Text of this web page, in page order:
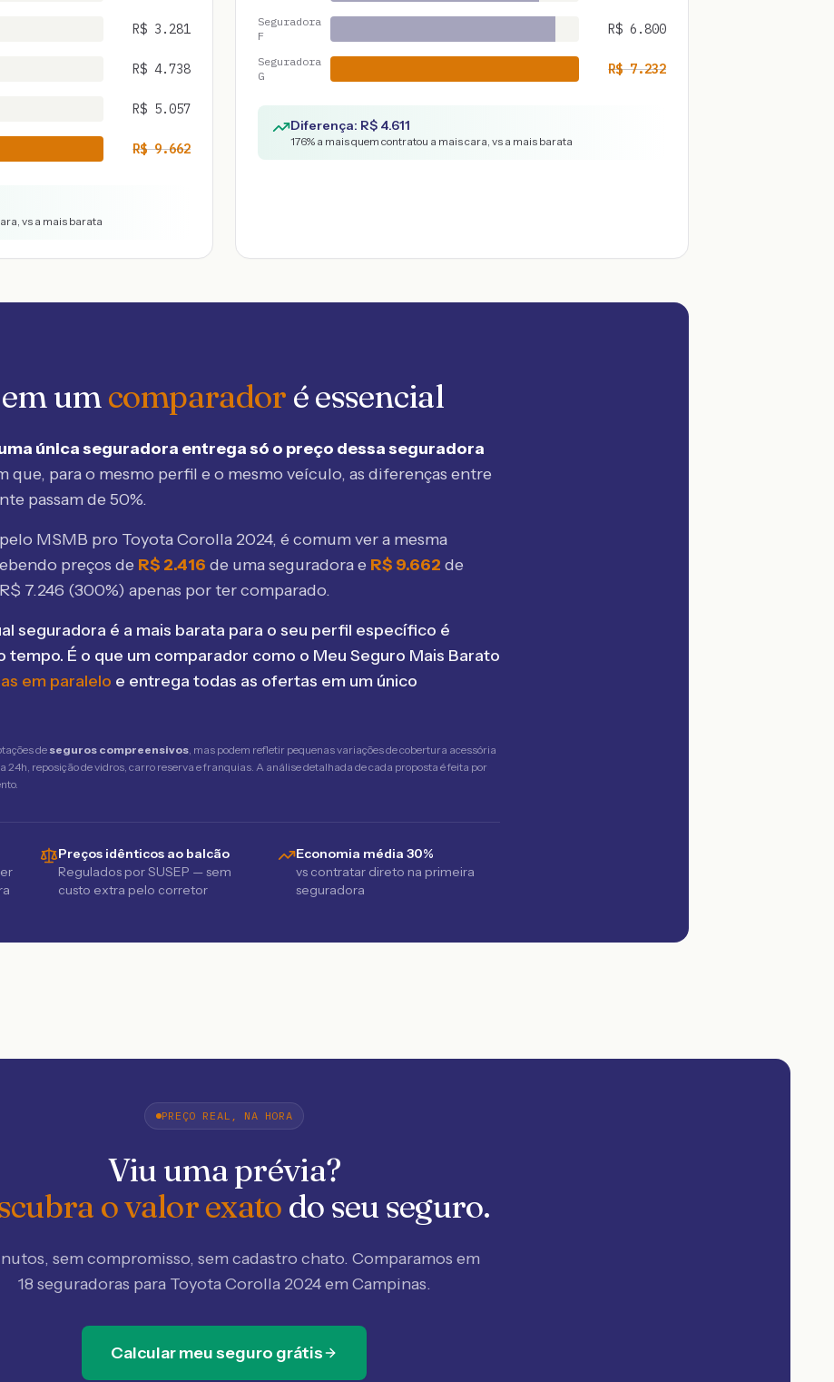
R$ 3.281
R$ 4.738
R$ 5.057
R$9.662
vs a mais barata
Seguradora
F
R$ 6.800
Seguradora
G
R$7.232
Diferença: R$ 4.611
176% a mais quem contratou a mais cara, vs a mais barata
umcomparador é essencial
única seguradora entrega só o preço dessa seguradora
que, para o mesmo perfil e o mesmo veículo, as diferenças entre
passam de 50%.
MSMB pro Toyota Corolla 2024, é comum ver a mesma
preços de R$ 2.416 de uma seguradora e R$ 9.662 de
7.246 (300%) apenas por ter comparado.
seguradora é a mais barata para o seu perfil específico é
tempo. É o que um comparador como o Meu Seguro Mais Barato
em paralelo e entrega todas as ofertas em um único
de seguros compreensivos, mas podem refletir pequenas variações de cobertura acessória
reposição de vidros, carro reserva e franquias. A análise detalhada de cada proposta é feita por
Preços idênticos ao balcão
Regulados por SUSEP — sem
custo extra pelo corretor
Economia média 30%
vs contratar direto na primeira
seguradora
PREÇO REAL, NA HORA
Viu uma prévia?
o valor exato do seu seguro.
sem compromisso, sem cadastro chato. Comparamos em
18 seguradoras para Toyota Corolla 2024 em Campinas.
Calcular meu seguro grátis